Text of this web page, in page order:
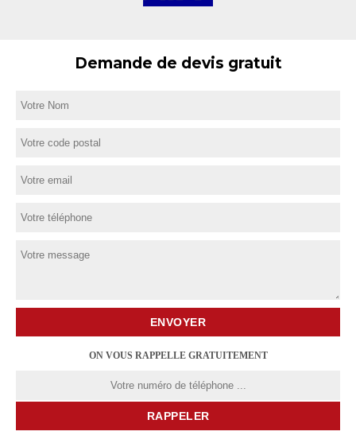
Demande de devis gratuit
ON VOUS RAPPELLE GRATUITEMENT